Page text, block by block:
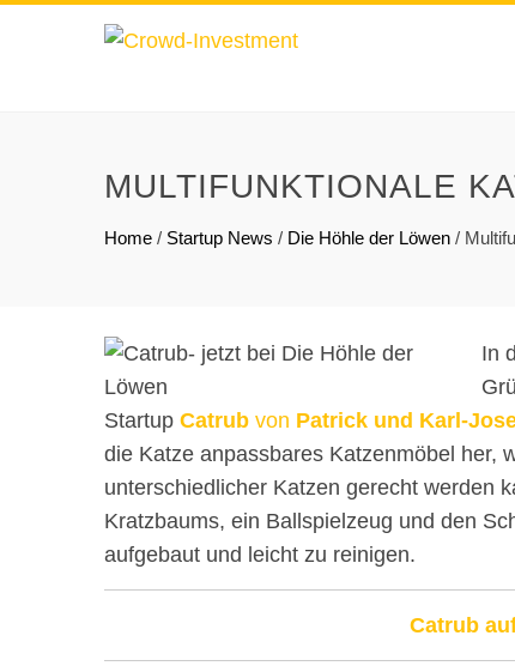
MULTIFUNKTIONALE
Home / Startup News / Die Höhle der Löwen /
In
Startup Catrub von Patrick und Karl-
die Katze anpassbares Katzenmöbel her,
unterschiedlicher Katzen gerecht werden
Kratzbaums, ein Ballspielzeug und den
aufgebaut und leicht zu reinigen.
Catrub